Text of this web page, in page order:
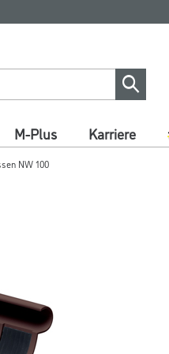
M-Plus Karriere
NW 100